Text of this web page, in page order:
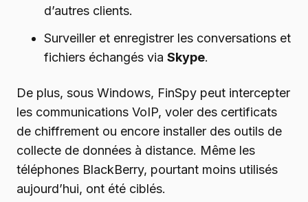
d’autres clients.
Surveiller et enregistrer les conversations et
fichiers échangés via Skype.
De plus, sous Windows, FinSpy peut intercepter
les communications VoIP, voler des certificats
de chiffrement ou encore installer des outils de
collecte de données à distance. Même les
téléphones BlackBerry, pourtant moins utilisés
aujourd’hui, ont été ciblés.